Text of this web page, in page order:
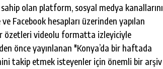
olan platform, sosyal medya kanallarını
Facebook hesapları üzerinden yapılan
özetleri videolu formatta izleyiciyle
önce yayınlanan "Konya’da bir haftada
takip etmek isteyenler için önemli bir arşiv